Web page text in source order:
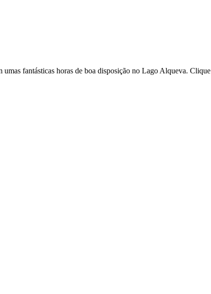
fantásticas horas de boa disposição no Lago Alqueva. Clique